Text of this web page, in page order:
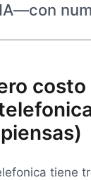
tiene